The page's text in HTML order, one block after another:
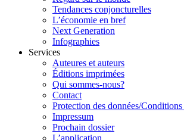
Tendances conjoncturelles
L’économie en bref
Next Generation
Infographies
Services
Auteures et auteurs
Éditions imprimées
Qui sommes-nous?
Contact
Protection des données/
Impressum
Prochain dossier
L’application